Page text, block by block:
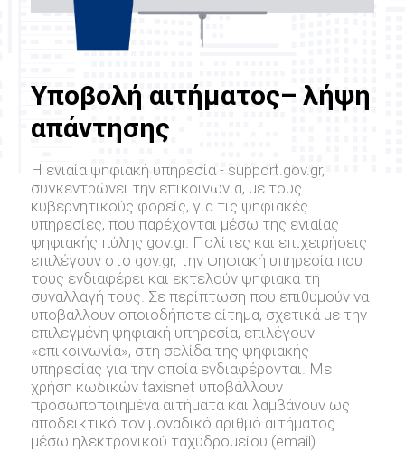
Υποβολή αιτήματος– λήψη
απάντησης
Η ενιαία ψηφιακή υπηρεσία - support.gov.gr,
συγκεντρώνει την επικοινωνία, με τους
κυβερνητικούς φορείς, για τις ψηφιακές
υπηρεσίες, που παρέχονται μέσω της ενιαίας
ψηφιακής πύλης gov.gr. Πολίτες και επιχειρήσεις
επιλέγουν στο gov.gr, την ψηφιακή υπηρεσία που
τους ενδιαφέρει και εκτελούν ψηφιακά τη
συναλλαγή τους. Σε περίπτωση που επιθυμούν να
υποβάλλουν οποιοδήποτε αίτημα, σχετικά με την
επιλεγμένη ψηφιακή υπηρεσία, επιλέγουν
«επικοινωνία», στη σελίδα της ψηφιακής
υπηρεσίας για την οποία ενδιαφέρονται. Με
χρήση κωδικών taxisnet υποβάλλουν
προσωποποιημένα αιτήματα και λαμβάνουν ως
αποδεικτικό τον μοναδικό αριθμό αιτήματος
μέσω ηλεκτρονικού ταχυδρομείου (email).